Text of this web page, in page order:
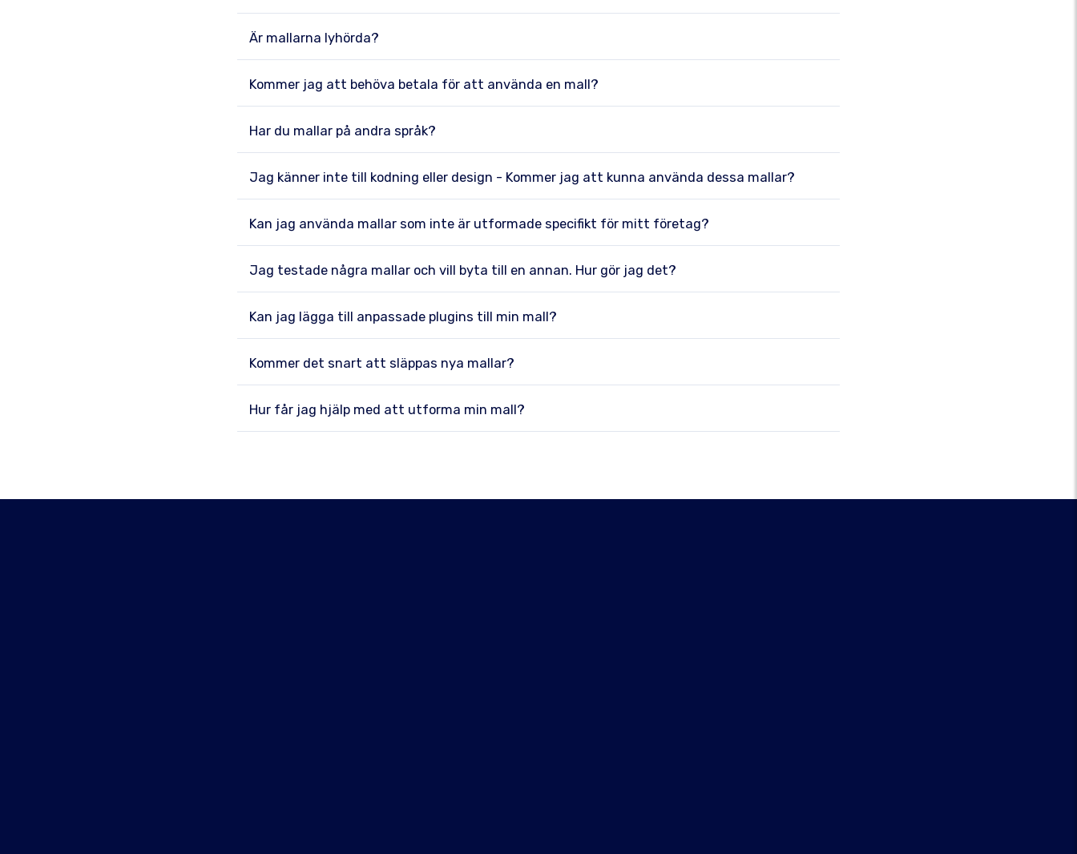
Är mallarna lyhörda?
Kommer jag att behöva betala för att använda en mall?
Har du mallar på andra språk?
Jag känner inte till kodning eller design - Kommer jag att kunna använda dessa mallar?
Kan jag använda mallar som inte är utformade specifikt för mitt företag?
Jag testade några mallar och vill byta till en annan. Hur gör jag det?
Kan jag lägga till anpassade plugins till min mall?
Kommer det snart att släppas nya mallar?
Hur får jag hjälp med att utforma min mall?